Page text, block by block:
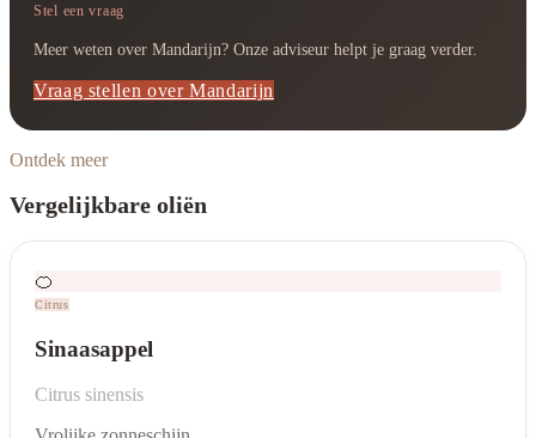
Stel een vraag
Meer weten over Mandarijn? Onze adviseur helpt je graag verder.
Vraag stellen over Mandarijn
Ontdek meer
Vergelijkbare oliën
🍊
Citrus
Sinaasappel
Citrus sinensis